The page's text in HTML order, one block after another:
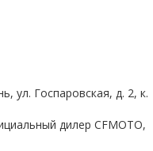
ул. Госпаровская, д. 2, к.
дилер CFMOTO,